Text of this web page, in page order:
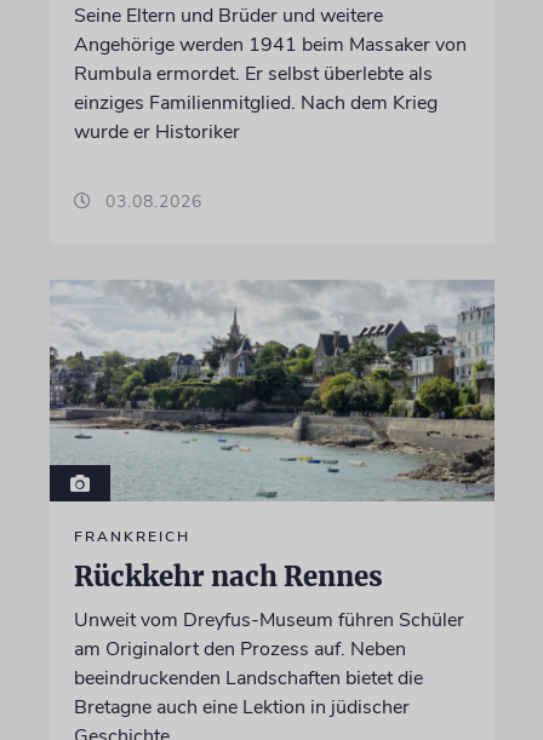
Seine Eltern und Brüder und weitere
Angehörige werden 1941 beim Massaker von
Rumbula ermordet. Er selbst überlebte als
einziges Familienmitglied. Nach dem Krieg
wurde er Historiker
03.08.2026
FRANKREICH
Rückkehr nach Rennes
Unweit vom Dreyfus-Museum führen Schüler
am Originalort den Prozess auf. Neben
beeindruckenden Landschaften bietet die
Bretagne auch eine Lektion in jüdischer